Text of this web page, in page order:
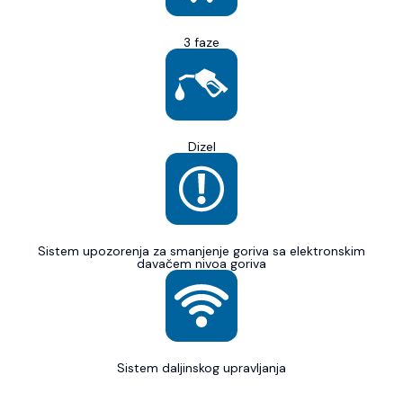
3 faze
Dizel
Sistem upozorenja za smanjenje goriva sa elektronskim
davačem nivoa goriva
Sistem daljinskog upravljanja